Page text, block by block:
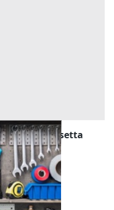
a Caltanissetta